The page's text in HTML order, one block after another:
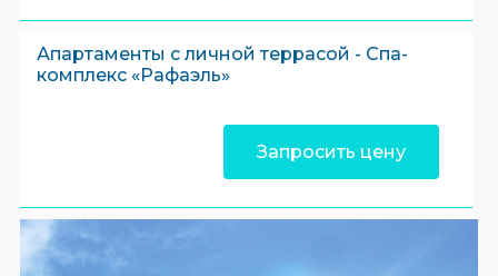
Апартаменты с личной террасой - Спа-
комплекс «Рафаэль»
Запросить цену